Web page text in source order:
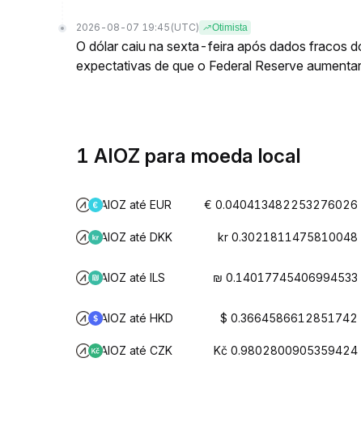
2026-08-07 19:45 (UTC) Otimista
O dólar caiu na sexta-feira após dados fracos
expectativas de que o Federal Reserve
1 AIOZ para moeda local
AIOZ até EUR € 0.040413482253276026
AIOZ até DKK kr 0.3021811475810048
AIOZ até ILS ₪ 0.14017745406994533
AIOZ até HKD $ 0.3664586612851742
AIOZ até CZK Kč 0.9802800905359424